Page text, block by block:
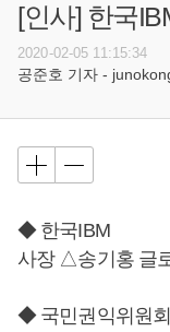
[인사] 한국
2020-02-05 11:15:34
공준호 기자 -
◆ 한국IBM
사장 △송기홍 글
◆ 국민권익위원회